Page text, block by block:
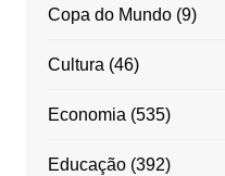
Copa do Mundo(9)
Cultura (46)
Economia (535)
Educação(392)